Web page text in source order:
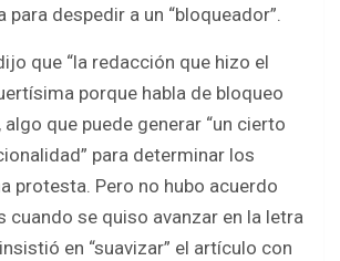
para despedir a un “bloqueador”.
que “la redacción que hizo el
porque habla de bloqueo
que puede generar “un cierto
para determinar los
protesta. Pero no hubo acuerdo
cuando se quiso avanzar en la letra
en “suavizar” el artículo con